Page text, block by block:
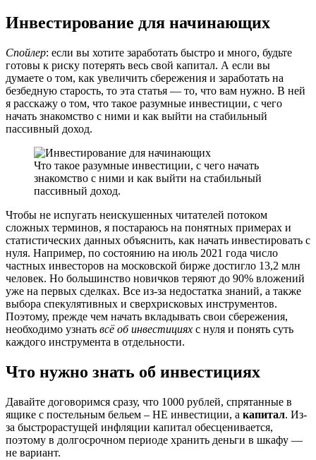
Инвестирование для начинающих
Спойлер: если вы хотите заработать быстро и много, будьте
готовы к риску потерять весь свой капитал. А если вы
думаете о том, как увеличить сбережения и заработать на
безбедную старость, то эта статья — то, что вам нужно. В ней
я расскажу о том, что такое разумные инвестиции, с чего
начать знакомство с ними и как выйти на стабильный
пассивный доход.
Что такое разумные инвестиции, с чего начать
знакомство с ними и как выйти на стабильный
пассивный доход.
Чтобы не испугать неискушенных читателей потоком
сложных терминов, я постараюсь на понятных примерах и
статистических данных объяснить, как начать инвестировать с
нуля. Например, по состоянию на июль 2021 года число
частных инвесторов на московской бирже достигло 13,2 млн
человек. Но большинство новичков теряют до 90% вложений
уже на первых сделках. Все из-за недостатка знаний, а также
выбора спекулятивных и сверхрисковых инструментов.
Поэтому, прежде чем начать вкладывать свои сбережения,
необходимо узнать всё об инвестициях с нуля и понять суть
каждого инструмента в отдельности.
Что нужно знать об инвестициях
Давайте договоримся сразу, что 1000 рублей, спрятанные в
ящике с постельным бельем – НЕ инвестиции, а капитал. Из-
за быстрорастущей инфляции капитал обесценивается,
поэтому в долгосрочном периоде хранить деньги в шкафу —
не вариант.